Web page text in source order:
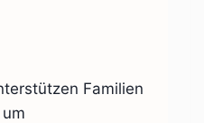
Familien